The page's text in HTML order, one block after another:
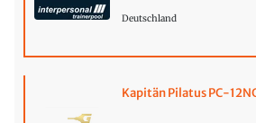
Deutschland
Kapitän Pilatus PC-